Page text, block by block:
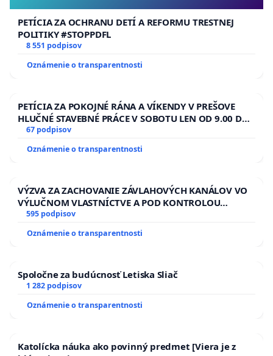
PETÍCIA ZA OCHRANU DETÍ A REFORMU TRESTNEJ
POLITIKY #STOPPDFL
8 551 podpisov
Oznámenie o transparentnosti
PETÍCIA ZA POKOJNÉ RÁNA A VÍKENDY V PREŠOVE
HLUČNÉ STAVEBNÉ PRÁCE V SOBOTU LEN OD 9.00 DO
13.00 HOD., CEZ PRACOVNÝ TÝŽDEŇ CIEĽ 8.00 – 18.00
HOD. A PRAVIDELNÁ KONTROLA STAVBY C-AREA NA
ĎUMBIERSKEJ/MAGU
67 podpisov
Oznámenie o transparentnosti
VÝZVA ZA ZACHOVANIE ZÁVLAHOVÝCH KANÁLOV VO
VÝLUČNOM VLASTNÍCTVE A POD KONTROLOU
SLOVENSKEJ REPUBLIKY & žiadosť na riešenie
zanedbaného stavu závlahových a odvodňovacích
kanálov na Slovensku
595 podpisov
Oznámenie o transparentnosti
Spoločne za budúcnosť Letiska Sliač
1 282 podpisov
Oznámenie o transparentnosti
Katolícka náuka ako povinný predmet [Viera je z